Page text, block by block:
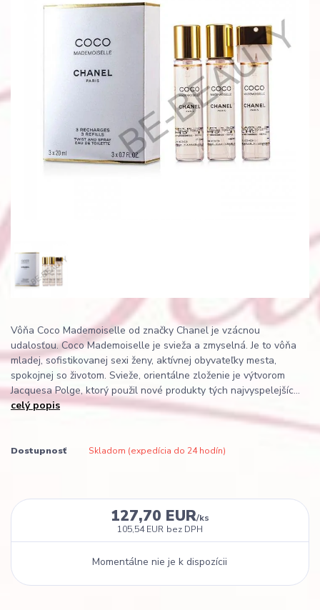
Vôňa Coco Mademoiselle od značky Chanel je vzácnou
udalosťou. Coco Mademoiselle je svieža a zmyselná. Je to vôňa
mladej, sofistikovanej sexi ženy, aktívnej obyvateľky mesta,
spokojnej so životom. Svieže, orientálne zloženie je výtvorom
Jacquesa Polge, ktorý použil nové produkty tých najvyspelejšíc...
celý popis
Dostupnosť Skladom (expedícia do 24 hodín)
127,70 EUR/ks
105,54 EUR bez DPH
Momentálne nie je k dispozícii